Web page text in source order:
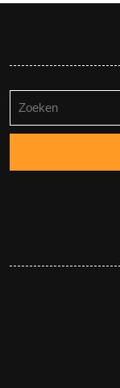
naar: